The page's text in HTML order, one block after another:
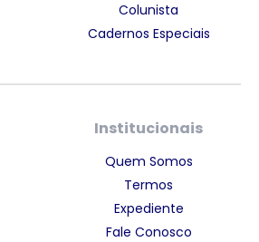
Colunista
Cadernos Especiais
Institucionais
Quem Somos
Termos
Expediente
Fale Conosco